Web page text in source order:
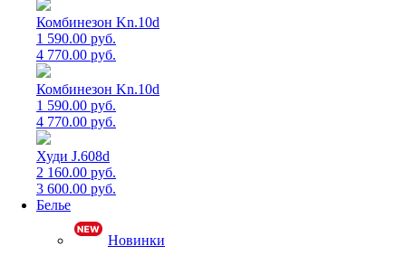
Комбинезон Kn.10d
1 590.00 руб.
4 770.00 руб.
Комбинезон Kn.10d
1 590.00 руб.
4 770.00 руб.
Худи J.608d
2 160.00 руб.
3 600.00 руб.
Белье
Новинки